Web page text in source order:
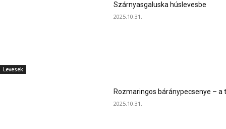
Levesek
Szárnyasgaluska húslevesbe
2025.10.31.
Rozmaringos báránypecsenye – a
2025.10.31.